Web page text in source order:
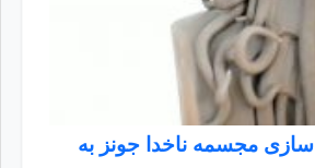
مجسمه ناخدا جونز به